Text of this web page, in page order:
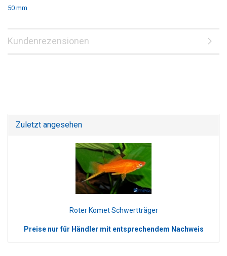
50 mm
Kundenrezensionen
Zuletzt angesehen
Roter Komet Schwertträger
Preise nur für Händler mit entsprechendem Nachweis